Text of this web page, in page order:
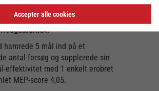
assists i storsejren ude over SJE.
score 7,20.
IKA:
hamrede 5 mål ind på et
antal forsøg og supplerede sin
effektivitet med 1 enkelt erobret
MEP-score 4,05.
Accepter alle cookies